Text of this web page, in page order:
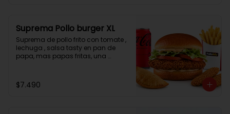
Suprema Pollo burger XL
Suprema de pollo frito con tomate ,
lechuga , salsa tasty en pan de
papa, mas papas fritas, una
$7.490